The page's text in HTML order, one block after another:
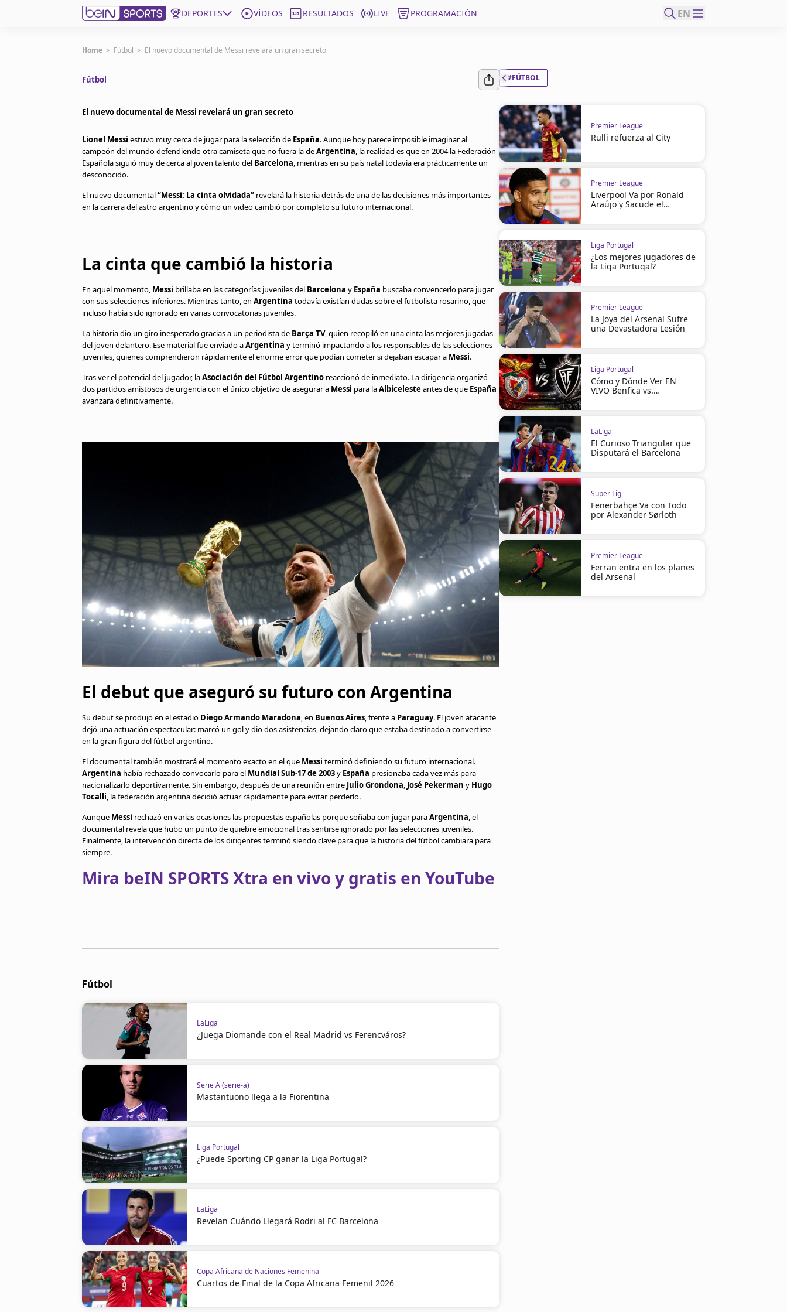
DEPORTES VÍDEOS RESULTADOS LIVE PROGRAMACIÓN EN
Get Bein
United States
Programación
Contáctanos
Home > Fútbol > El nuevo documental de Messi revelará un gran secreto
Fútbol
El nuevo documental de Messi revelará un gran secreto
Lionel Messi estuvo muy cerca de jugar para la selección de España. Aunque hoy parece imposible imaginar al
campeón del mundo defendiendo otra camiseta que no fuera la deArgentina, la realidad es que en 2004 la Federación
Española siguió muy de cerca al joven talento del Barcelona, mientras en su país natal todavía era prácticamente un
desconocido.
El nuevo documental“Messi: La cinta olvidada” revelará la historia detrás de una de las decisiones más importantes
en la carrera del astro argentino y cómo un video cambió por completo su futuro internacional.
La cinta que cambió la historia
En aquel momento, Messi brillaba en las categorías juveniles del Barcelona y España buscaba convencerlo para jugar
con sus selecciones inferiores. Mientras tanto, en Argentina todavía existían dudas sobre el futbolista rosarino, que
incluso había sido ignorado en varias convocatorias juveniles.
La historia dio un giro inesperado gracias a un periodista de Barça TV, quien recopiló en una cinta las mejores jugadas
del joven delantero. Ese material fue enviado aArgentina y terminó impactando a los responsables de las selecciones
juveniles, quienes comprendieron rápidamente el enorme error que podían cometer si dejaban escapar a Messi.
Tras ver el potencial del jugador, laAsociación del Fútbol Argentino reaccionó de inmediato. La dirigencia organizó
dos partidos amistosos de urgencia con el único objetivo de asegurar a Messi para laAlbicelesteantes de que España
avanzara definitivamente.
El debut que aseguró su futuro con Argentina
Su debut se produjo en el estadio Diego Armando Maradona, en Buenos Aires, frente a Paraguay. El joven atacante
dejó una actuación espectacular: marcó un gol y dio dos asistencias, dejando claro que estaba destinado a convertirse
en la gran figura del fútbol argentino.
El documental también mostrará el momento exacto en el que Messi terminó definiendo su futuro internacional.
Argentina había rechazado convocarlo para el Mundial Sub-17 de 2003y España presionaba cada vez más para
nacionalizarlo deportivamente. Sin embargo, después de una reunión entre Julio Grondona, José Pekerman y Hugo
Tocalli, la federación argentina decidió actuar rápidamente para evitar perderlo.
Aunque Messi rechazó en varias ocasiones las propuestas españolas porque soñaba con jugar paraArgentina, el
documental revela que hubo un punto de quiebre emocional tras sentirse ignorado por las selecciones juveniles.
Finalmente, la intervención directa de los dirigentes terminó siendo clave para que la historia del fútbol cambiara para
siempre.
Mira beIN SPORTS Xtra en vivo y gratis en YouTube
Fútbol
LaLiga
¿Juega Diomande con el Real Madrid vs Ferencváros?
Serie A (serie-a)
Mastantuono llega a la Fiorentina
Liga Portugal
¿Puede Sporting CP ganar la Liga Portugal?
LaLiga
Revelan Cuándo Llegará Rodri al FC Barcelona
Copa Africana de Naciones Femenina
Cuartos de Final de la Copa Africana Femenil 2026
#FÚTBOL
Premier League
Rulli refuerza al City
Premier League
Liverpool Va por Ronald
Araújo y Sacude el
Liga Portugal
¿Los mejores jugadores de
la Liga Portugal?
Premier League
La Joya del Arsenal Sufre
una Devastadora Lesión
Liga Portugal
Cómo y Dónde Ver EN
VIVO Benfica vs.
LaLiga
El Curioso Triangular que
Disputará el Barcelona
Süper Lig
Fenerbahçe Va con Todo
por Alexander Sørloth
Premier League
Ferran entra en los planes
del Arsenal